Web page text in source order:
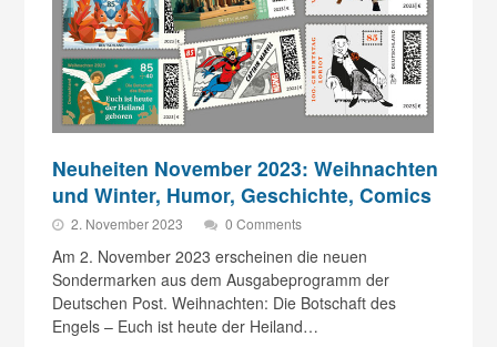
Neuheiten November 2023: Weihnachten
und Winter, Humor, Geschichte, Comics
2. November 2023 0 Comments
Am 2. November 2023 erscheinen die neuen
Sondermarken aus dem Ausgabeprogramm der
Deutschen Post. Weihnachten: Die Botschaft des
Engels – Euch ist heute der Heiland…